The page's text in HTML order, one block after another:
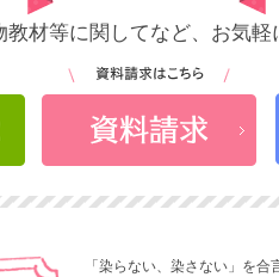
教材等に関してなど、お気
「染らない、染さない」を